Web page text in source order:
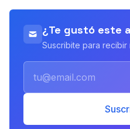
¿Te gustó este
Suscribite para